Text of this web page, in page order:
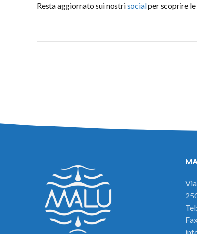
Resta aggiornato sui nostrisocialper scoprire